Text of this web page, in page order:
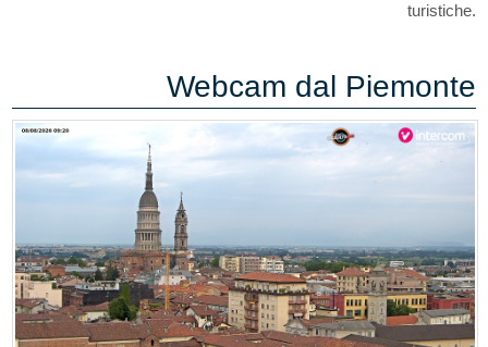
turistiche.
Webcam dal Piemonte